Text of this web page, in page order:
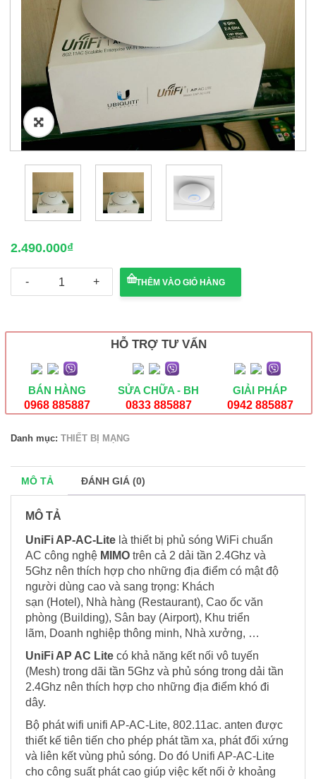
🔍
2.490.000₫
phát
sóng
LITE
số
lượng
THÊM VÀO GIỎ HÀNG
HỖ TRỢ TƯ VẤN
BÁN HÀNG
0968 885887
SỬA CHỮA - BH
0833 885887
GIẢI PHÁP
0942 885887
Danh mục: THIẾT BỊ MẠNG
MÔ TẢ ĐÁNH GIÁ (0)
MÔ TẢ
UniFi AP-AC-Lite là thiết bị phủ sóng WiFi chuẩn
AC công nghệ MIMO trên cả 2 dải tần 2.4Ghz và
5Ghz nên thích hợp cho những địa điểm có mật độ
người dùng cao và sang trọng: Khách
sạn (Hotel), Nhà hàng (Restaurant), Cao ốc văn
phòng (Building), Sân bay (Airport), Khu triển
lãm, Doanh nghiệp thông minh, Nhà xưởng, …
UniFi AP AC Lite có khả năng kết nối vô tuyến
(Mesh) trong dãi tần 5Ghz và phủ sóng trong dải tần
2.4Ghz nên thích hợp cho những địa điểm khó đi
dây.
Bộ phát wifi unifi AP-AC-Lite, 802.11ac. anten được
thiết kế tiên tiến cho phép phát tầm xa, phát đối xứng
và liên kết vùng phủ sóng. Do đó Unifi AP-AC-Lite
cho công suất phát cao giúp việc kết nối ở khoảng